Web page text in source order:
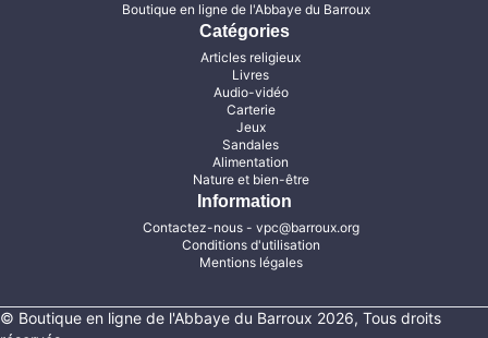
Boutique en ligne de l'Abbaye du Barroux
Catégories
Articles religieux
Livres
Audio-vidéo
Carterie
Jeux
Sandales
Alimentation
Nature et bien-être
Information
Contactez-nous- vpc@barroux.org
Conditions d'utilisation
Mentions légales
© Boutique en ligne de l'Abbaye du Barroux 2026, Tous droits